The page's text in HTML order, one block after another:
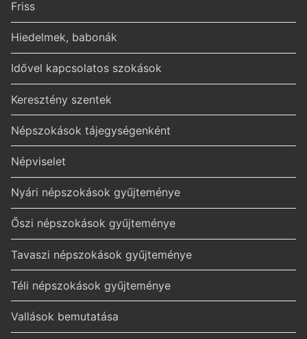
Friss
Hiedelmek, babonák
Idővel kapcsolatos szokások
Keresztény szentek
Népszokások tájegységenként
Népviselet
Nyári népszokások gyűjteménye
Őszi népszokások gyűjteménye
Tavaszi népszokások gyűjteménye
Téli népszokások gyűjteménye
Vallások bemutatása